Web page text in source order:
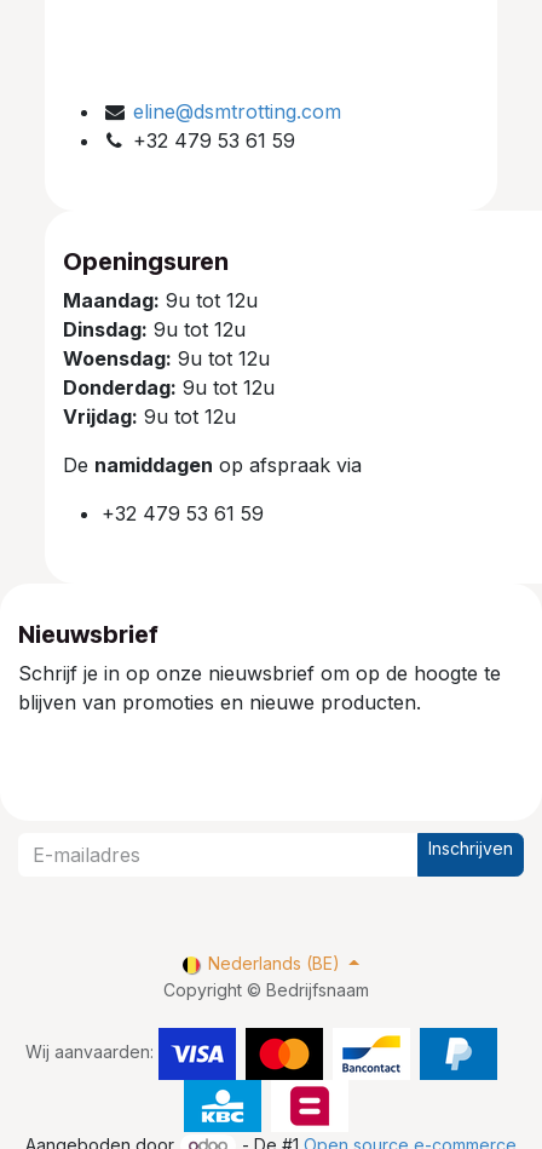
eline@dsmtrotting.com
+32 479 53 61 59
Openingsuren
Maandag: 9u tot 12u
Dinsdag: 9u tot 12u
Woensdag: 9u tot 12u
Donderdag: 9u tot 12u
Vrijdag: 9u tot 12u
De namiddagen op afspraak via
+32 479 53 61 59
Nieuwsbrief
Schrijf je in op onze nieuwsbrief om op de hoogte te
blijven van promoties en nieuwe producten.
Inschrijven
Copyright © Bedrijfsnaam
Wij aanvaarden:
Nederlands (BE)
Aangeboden door - De #1Open source e-commerce